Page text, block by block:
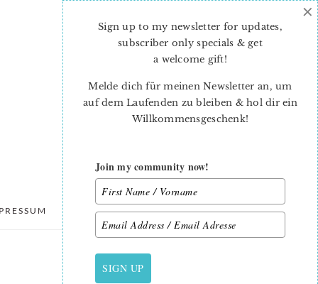
DATENSCHUTZ
PRIMARY
Sign up to my newsletter for updates,
subscriber only specials & get
a welcome gift!
Melde dich für meinen Newsletter an, um
auf dem Laufenden zu bleiben & hol dir ein
Willkommensgeschenk!
Join my community now!
SIGN UP
×